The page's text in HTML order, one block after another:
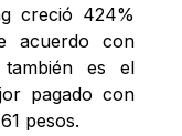
creció 424%
acuerdo con
es el
pagado con
pesos.